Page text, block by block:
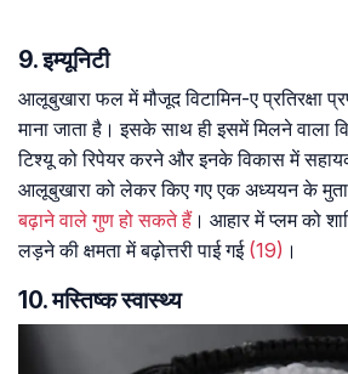
9. इम्यूनिटी
आलूबुखारा फल में मौजूद विटामिन-ए प्रतिरक्षा
माना जाता है। इसके साथ ही इसमें मिलने वाला
टिश्यू को रिपेयर करने और इनके विकास में
आलूबुखारा को लेकर किए गए एक अध्ययन के
बढ़ाने वाले गुण हो सकते हैं। आहार में प्लम को
लड़ने की क्षमता में बढ़ोत्तरी पाई गई (19) ।
10. मस्तिष्क स्वास्थ्य